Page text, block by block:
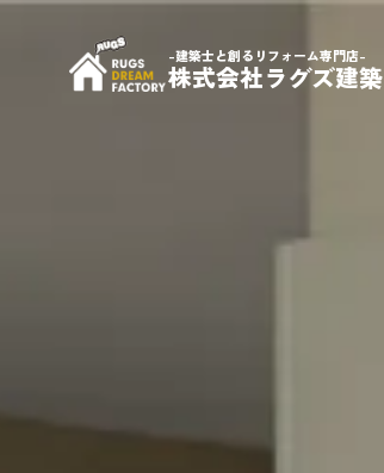
-建築士と創るリフォーム専門店-
株式会社ラグズ建築